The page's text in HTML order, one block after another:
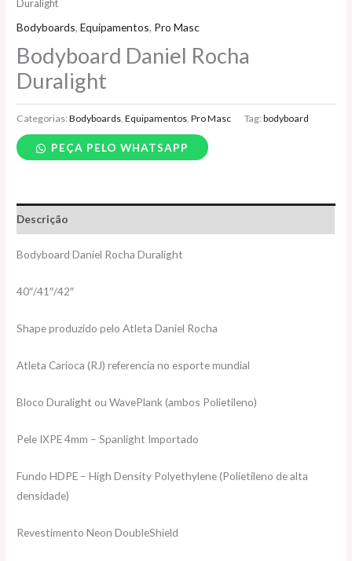
Duralight
Bodyboards,Equipamentos, Pro Masc
Bodyboard Daniel Rocha
Duralight
Categorias:Bodyboards ,Equipamentos ,Pro Masc Tag:bodyboard
PEÇA PELO WHATSAPP
Descrição
Bodyboard Daniel Rocha Duralight
40″/41″/42″
Shape produzido pelo Atleta Daniel Rocha
Atleta Carioca (RJ) referencia no esporte mundial
Bloco Duralight ou WavePlank (ambos Polietileno)
Pele IXPE 4mm – Spanlight Importado
Fundo HDPE – High Density Polyethylene (Polietileno de alta
densidade)
Revestimento Neon DoubleShield